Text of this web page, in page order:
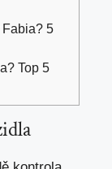
5
Top 5